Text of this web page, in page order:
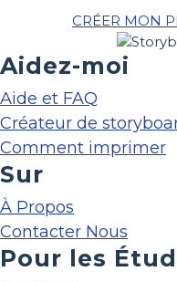
CRÉER MON
Aidez-moi
Aide et FAQ
Créateur de
Comment imprimer
Sur
À Propos
Contacter Nous
Pour les